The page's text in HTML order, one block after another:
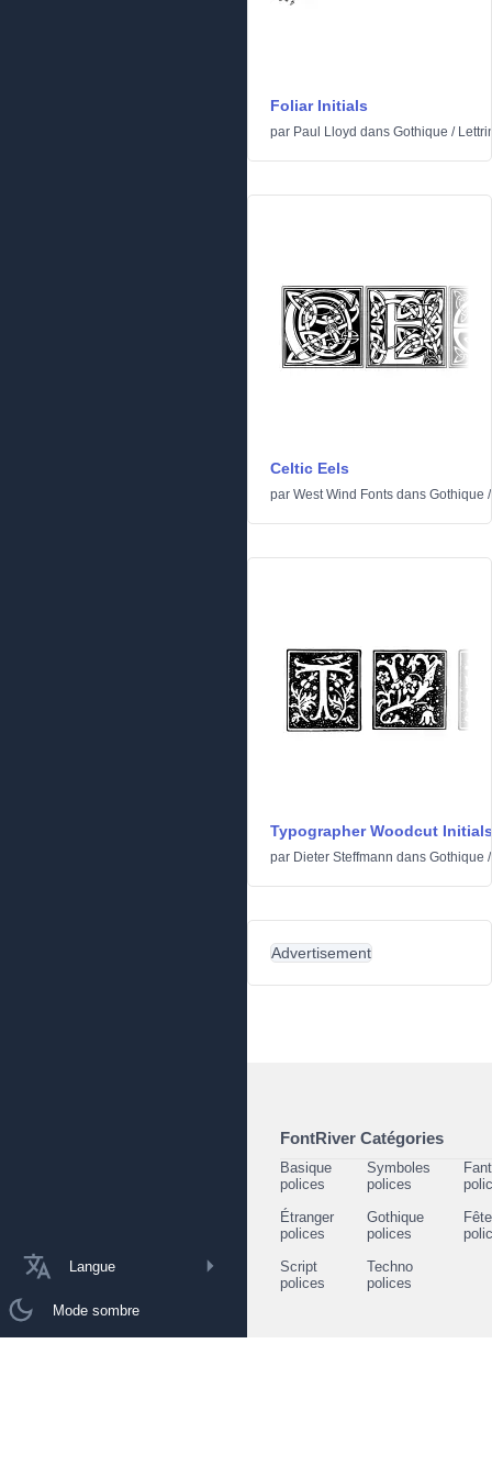
Langue
Mode sombre
Foliar Initials
par Paul Lloyd dans Gothique /
Celtic Eels
par West Wind Fonts dans Gothique
Typographer Woodcut
par Dieter Steffmann dans Gothique
Advertisement
FontRiver Catégories
Basique
polices
Symboles
polices
Étranger
polices
Gothique
polices
Script
polices
Techno
polices